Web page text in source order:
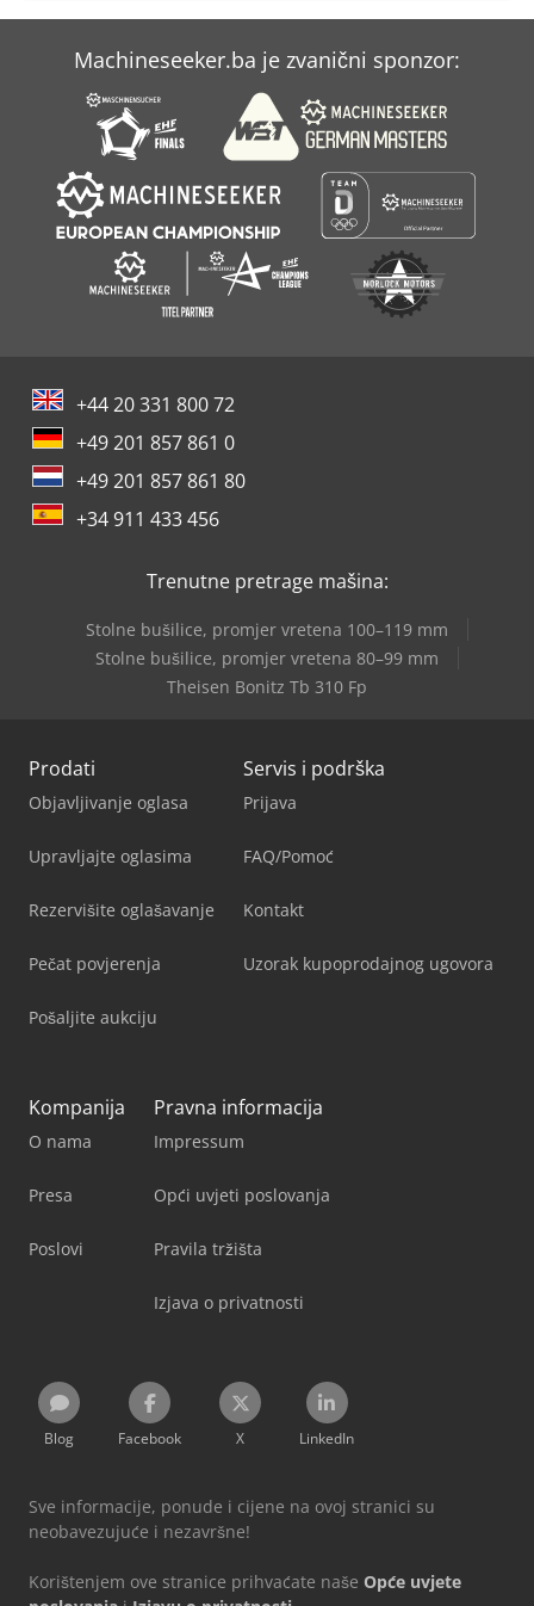
Machineseeker.ba je zvanični sponzor:
+44 20 331 800 72
+49 201 857 861 0
+49 201 857 861 80
+34 911 433 456
Trenutne pretrage mašina:
Stolne bušilice, promjer vretena 100–119 mm
Stolne bušilice, promjer vretena 80–99 mm
Theisen Bonitz Tb 310 Fp
Prodati
Objavljivanje oglasa
Upravljajte oglasima
Rezervišite oglašavanje
Pečat povjerenja
Pošaljite aukciju
Servis i podrška
Prijava
FAQ/Pomoć
Kontakt
Uzorak kupoprodajnog ugovora
Kompanija
O nama
Presa
Poslovi
Pravna informacija
Impressum
Opći uvjeti poslovanja
Pravila tržišta
Izjava o privatnosti
Blog Facebook X LinkedIn
Sve informacije, ponude i cijene na ovoj stranici su
neobavezujuće i nezavršne!
Korištenjem ove stranice prihvaćate naše Opće uvjete